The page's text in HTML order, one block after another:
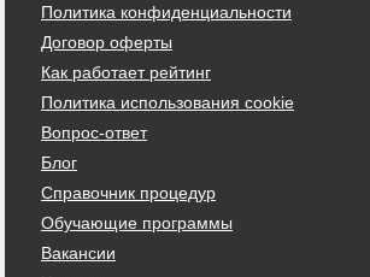
Политика конфиденциальности
Договор оферты
Как работает рейтинг
Политика использования cookie
Вопрос-ответ
Блог
Справочник процедур
Обучающие программы
Вакансии